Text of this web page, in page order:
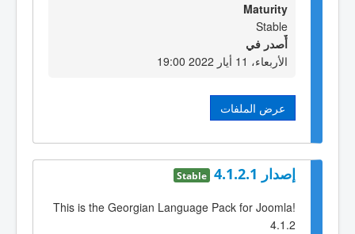
Maturity
Stable
أٌصدر في
الأربعاء، 11 أيار 2022 19:00
عرض الملفات
إصدار 4.1.2.1 Stable
This is the Georgian Language Pack for Joomla!
4.1.2